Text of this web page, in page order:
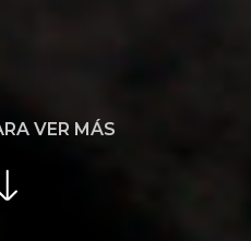
VER MÁS